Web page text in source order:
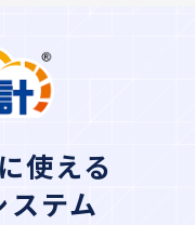
使える
ステム